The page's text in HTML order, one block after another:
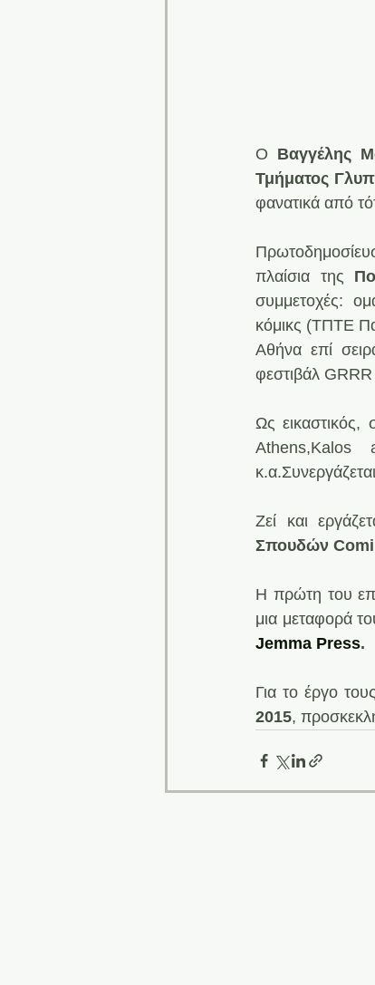
O Βαγγέλης
Τμήματος
φανατικά από
πλαίσια της
συμμετοχές:
κόμικς (ΤΠΤΕ
Αθήνα επί
φεστιβάλ
Ως εικαστικός,
Athens,Kalos
Ζεί και
Σπουδών
H πρώτη του
μια μεταφορά
Jemma Press.
Για το έργο
2015,